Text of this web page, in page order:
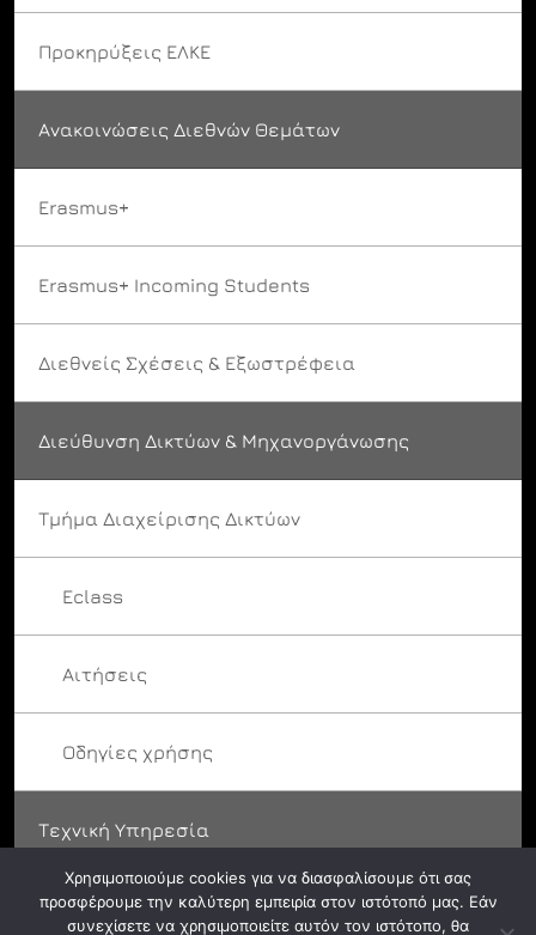
Προκηρύξεις ΕΛΚΕ
Ανακοινώσεις Διεθνών Θεμάτων
Erasmus+
Erasmus+ Incoming Students
Διεθνείς Σχέσεις & Εξωστρέφεια
Διεύθυνση Δικτύων & Μηχανοργάνωσης
Τμήμα Διαχείρισης Δικτύων
Eclass
Αιτήσεις
Οδηγίες χρήσης
Τεχνική Υπηρεσία
Χρησιμοποιούμε cookies για να διασφαλίσουμε ότι σας
προσφέρουμε την καλύτερη εμπειρία στον ιστότοπό μας. Εάν
συνεχίσετε να χρησιμοποιείτε αυτόν τον ιστότοπο, θα